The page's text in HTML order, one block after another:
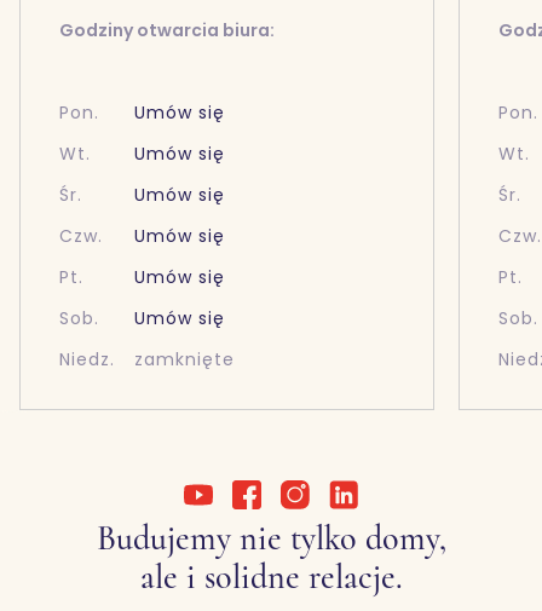
Godziny otwarcia biura:
Pon.
Umów się
Wt.
Umów się
Śr.
Umów się
Czw.
Umów się
Pt.
Umów się
Sob.
Umów się
Niedz.
zamknięte
Pon.
Wt.
Śr.
Czw.
Pt.
Sob.
Budujemy nie tylko domy,
ale i solidne relacje.